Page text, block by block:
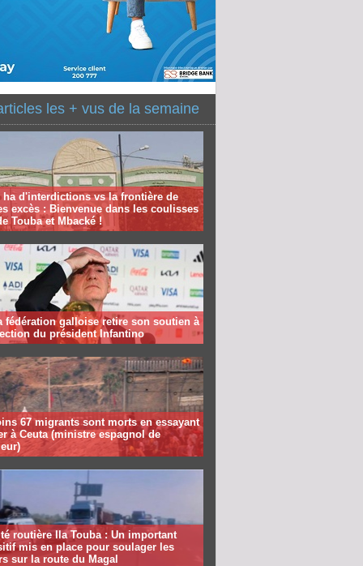
les + vus de la semaine
ha d'interdictions vs la frontière de
excès : Bienvenue dans les coulisses
Touba et Mbacké !
fédération galloise retire son soutien à
du président Infantino
67 migrants sont morts en essayant
à Ceuta (ministre espagnol de
routière Ila Touba : Un important
mis en place pour soulager les
sur la route du Magal